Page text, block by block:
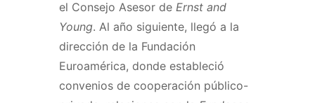
el Consejo Asesor de Ernst and
Young. Al año siguiente, llegó a la
dirección de la Fundación
Euroamérica, donde estableció
convenios de cooperación público-